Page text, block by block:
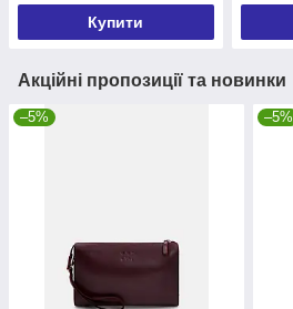
Купити
Акційні пропозиції та новинки
–5% –5%